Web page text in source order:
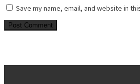
Save my name, email, and website in